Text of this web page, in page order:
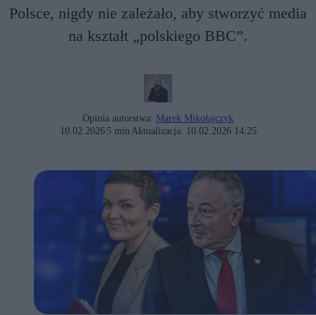
Polsce, nigdy nie zależało, aby stworzyć media
na kształt „polskiego BBC”.
Opinia autorstwa: Marek Mikołajczyk
10.02.2026 5 min Aktualizacja: 10.02.2026 14:25